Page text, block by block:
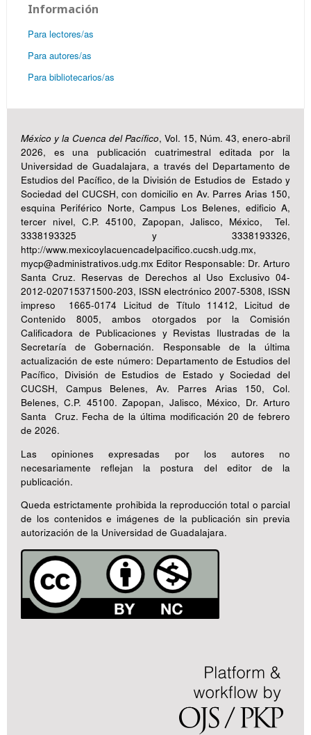
Información
Para lectores/as
Para autores/as
Para bibliotecarios/as
México y la Cuenca del Pacífico, Vol. 15, Núm. 43, enero-abril
2026, es una publicación cuatrimestral editada por la
Universidad de Guadalajara, a través del Departamento de
Estudios del Pacífico, de la División de Estudios de Estado y
Sociedad del CUCSH, con domicilio en Av. Parres Arias 150,
esquina Periférico Norte, Campus Los Belenes, edificio A,
tercer nivel, C.P. 45100, Zapopan, Jalisco, México, Tel.
3338193325 y 3338193326,
http://www.mexicoylacuencadelpacifico.cucsh.udg.mx,
mycp@administrativos.udg.mx Editor Responsable: Dr. Arturo
Santa Cruz. Reservas de Derechos al Uso Exclusivo 04-
2012-020715371500-203, ISSN electrónico 2007-5308, ISSN
impreso 1665-0174 Licitud de Título 11412, Licitud de
Contenido 8005, ambos otorgados por la Comisión
Calificadora de Publicaciones y Revistas Ilustradas de la
Secretaría de Gobernación. Responsable de la última
actualización de este número: Departamento de Estudios del
Pacífico, División de Estudios de Estado y Sociedad del
CUCSH, Campus Belenes, Av. Parres Arias 150, Col.
Belenes, C.P. 45100. Zapopan, Jalisco, México, Dr. Arturo
Santa Cruz. Fecha de la última modificación 20 de febrero
de 2026.
Las opiniones expresadas por los autores no
necesariamente reflejan la postura del editor de la
publicación.
Queda estrictamente prohibida la reproducción total o parcial
de los contenidos e imágenes de la publicación sin previa
autorización de la Universidad de Guadalajara.